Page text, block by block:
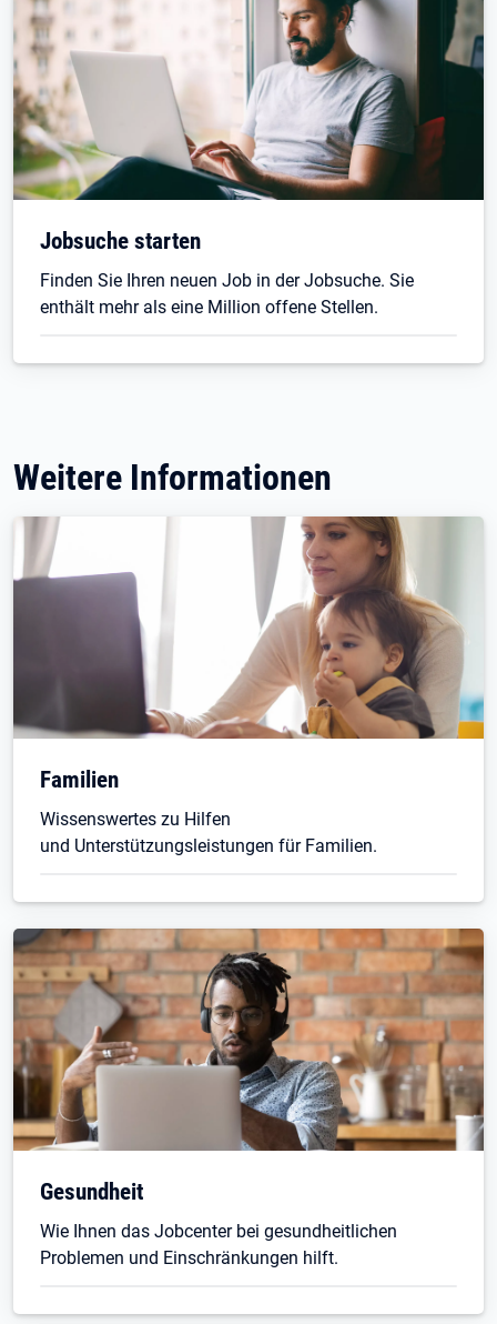
Jobsuche starten
Finden Sie Ihren neuen Job in der Jobsuche. Sie
enthält mehr als eine Million offene Stellen.
Weitere Informationen
Familien
Wissenswertes zu Hilfen
und Unterstützungsleistungen für Familien.
Gesundheit
Wie Ihnen das Jobcenter bei gesundheitlichen
Problemen und Einschränkungen hilft.